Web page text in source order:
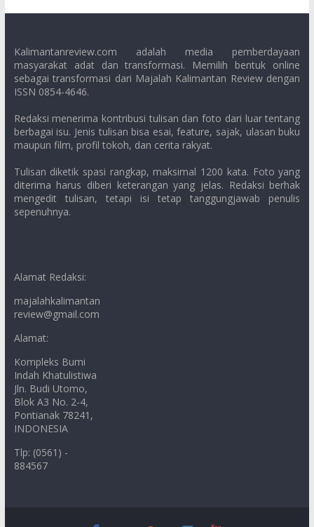
Kalimantanreview.com adalah media pemberdayaan
masyarakat adat dan transformasi. Memilih bentuk online
sebagai transformasi dari Majalah Kalimantan Review dengan
ISSN 0854-4646.
Redaksi menerima kontribusi tulisan dan foto dari luar tentang
berbagai isu. Jenis tulisan bisa esai, feature, sajak, ulasan buku
maupun film, profil tokoh, dan cerita rakyat.
Tulisan diketik spasi rangkap, maksimal 1200 kata. Foto yang
diterima harus diberi keterangan yang jelas. Redaksi berhak
mengedit tulisan, tetapi isi tetap tanggungjawab penulis
sepenuhnya.
Alamat Redaksi:
majalahkalimantan
review@gmail.com
Alamat:
Kompleks Bumi
Indah Khatulistiwa
Jln. Budi Utomo,
Blok A3 No. 2-4,
Pontianak 78241,
INDONESIA
Tlp: (0561) -
884567